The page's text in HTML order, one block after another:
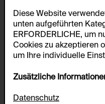
Diese Website
unten aufgeführten
ERFORDERLICHE, um
Cookies zu akzeptieren
um Ihre individuelle
Zusätzliche
Datenschutz